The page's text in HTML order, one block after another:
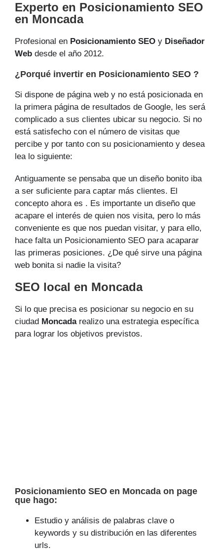
Experto en Posicionamiento SEO
en Moncada
Profesional en Posicionamiento SEO y Diseñador
Web desde el año 2012.
¿Porqué invertir en Posicionamiento SEO ?
Si dispone de página web y no está posicionada en
la primera página de resultados de Google, les será
complicado a sus clientes ubicar su negocio. Si no
está satisfecho con el número de visitas que
percibe y por tanto con su posicionamiento y desea
lea lo siguiente:
Antiguamente se pensaba que un diseño bonito iba
a ser suficiente para captar más clientes. El
concepto ahora es . Es importante un diseño que
acapare el interés de quien nos visita, pero lo más
conveniente es que nos puedan visitar, y para ello,
hace falta un Posicionamiento SEO para acaparar
las primeras posiciones. ¿De qué sirve una página
web bonita si nadie la visita?
SEO local en Moncada
Si lo que precisa es posicionar su negocio en su
ciudad Moncadarealizo una estrategia específica
para lograr los objetivos previstos.
Posicionamiento SEO en Moncada on page
que hago:
Estudio y análisis de palabras clave o
keywords y su distribución en las diferentes
urls.